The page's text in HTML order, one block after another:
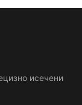
исечени